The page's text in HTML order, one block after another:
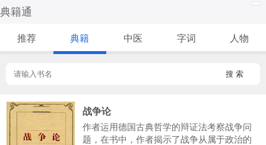
典籍通
推荐 典籍 中医 字词 人物
搜 索
战争论
作者运用德国古典哲学的辩证法考察战争问
题，在书中，作者揭示了战争从属于政治的